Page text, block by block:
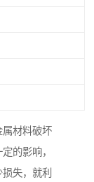
属材料破坏
的影响，
失，就利